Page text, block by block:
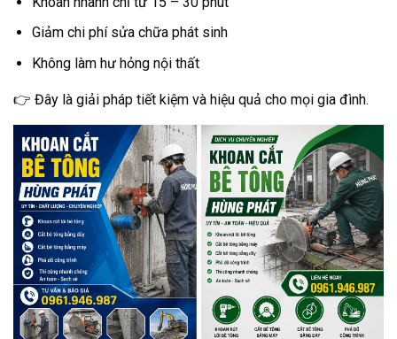
Giảm chi phí sửa chữa phát sinh
Không làm hư hỏng nội thất
👉 Đây là giải pháp tiết kiệm và hiệu quả cho mọi gia đình.